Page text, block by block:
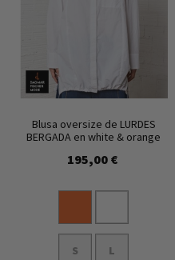
Blusa oversize de LURDES
BERGADA en white & orange
195,00 €
S L